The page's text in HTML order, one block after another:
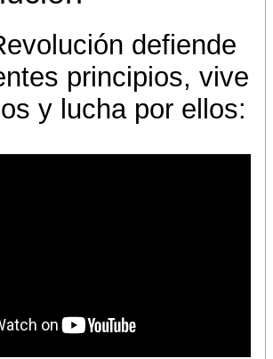
defiende
principios, vive
y lucha por ellos: